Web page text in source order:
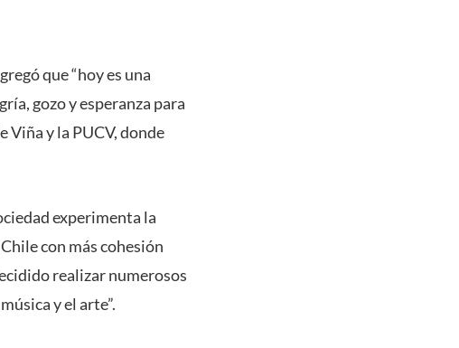
que “hoy es una
gozo y esperanza para
Viña y la PUCV, donde
experimenta la
con más cohesión
realizar numerosos
y el arte”.